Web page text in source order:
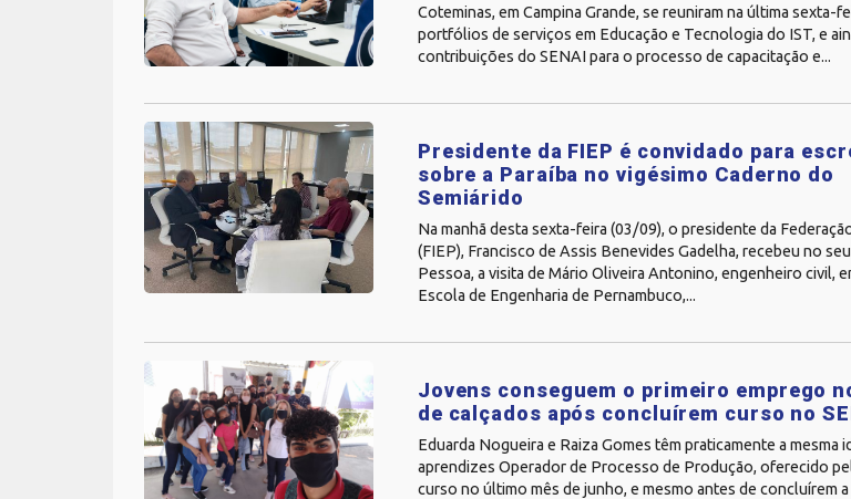
Coteminas, em Campina Grande, se reuniram na última sexta-
portfólios de serviços em Educação e Tecnologia do IST, e
contribuições do SENAI para o processo de capacitação e...
Presidente da FIEP é convidado para
sobre a Paraíba no vigésimo Caderno do
Semiárido
Na manhã desta sexta-feira (03/09), o presidente da
(FIEP), Francisco de Assis Benevides Gadelha, recebeu no
Pessoa, a visita de Mário Oliveira Antonino, engenheiro civil,
Escola de Engenharia de Pernambuco,...
Jovens conseguem o primeiro emprego
de calçados após concluírem curso no
Eduarda Nogueira e Raiza Gomes têm praticamente a
aprendizes Operador de Processo de Produção, oferecido
curso no último mês de junho, e mesmo antes de concluírem